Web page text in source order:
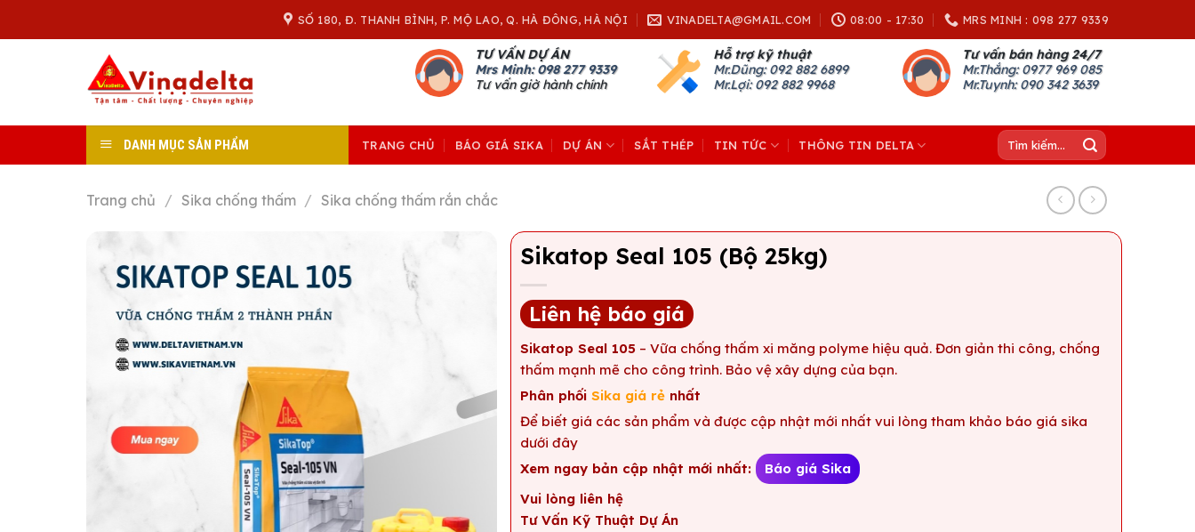
SỐ 180, Đ. THANH BÌNH, P. MỘ LAO, Q. HÀ ĐÔNG, HÀ NỘI VINADELTA@GMAIL.COM 08:00 - 17:30 MRS MINH : 098 277 9339
TƯ VẤN DỰ ÁN
Mrs Minh: 098 277 9339
Tư vấn giờ hành chính
Hỗ trợ kỹ thuật
Mr.Dũng:092 882 6899
Mr.Lợi: 092 882 9968
Tư vấn bán hàng 24/7
Mr.Thắng: 0977 969 085
Mr.Tuynh: 090 342 3639
DANH MỤC SẢN PHẨM TRANG CHỦ BÁO GIÁ SIKA DỰ ÁN SẮT THÉP TIN TỨC THÔNG TIN DELTA
Tìm
kiếm:
Trang chủ / Sika chống thấm / Sika chống thấm rắn chắc
Sikatop Seal 105 (Bộ 25kg)
Liên hệ báo giá
Sikatop Seal 105– Vữa chống thấm xi măng polyme hiệu quả. Đơn giản thi công, chống
thấm mạnh mẽ cho công trình. Bảo vệ xây dựng của bạn.
Phân phối Sika giá rẻ nhất
Để biết giá các sản phẩm và được cập nhật mới nhất vui lòng tham khảo báo giá sika
dưới đây
Xem ngay bản cập nhật mới nhất:
Báo giá Sika
Vui lòng liên hệ
Tư Vấn Kỹ Thuật Dự Án